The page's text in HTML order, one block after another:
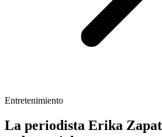
Entretenimiento
La periodista Erika